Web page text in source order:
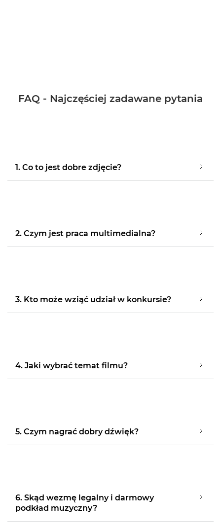
FAQ - Najczęściej zadawane pytania
1. Co to jest dobre zdjęcie?
2. Czym jest praca multimedialna?
3. Kto może wziąć udział w konkursie?
4. Jaki wybrać temat filmu?
5. Czym nagrać dobry dźwięk?
6. Skąd wezmę legalny i darmowy
podkład muzyczny?